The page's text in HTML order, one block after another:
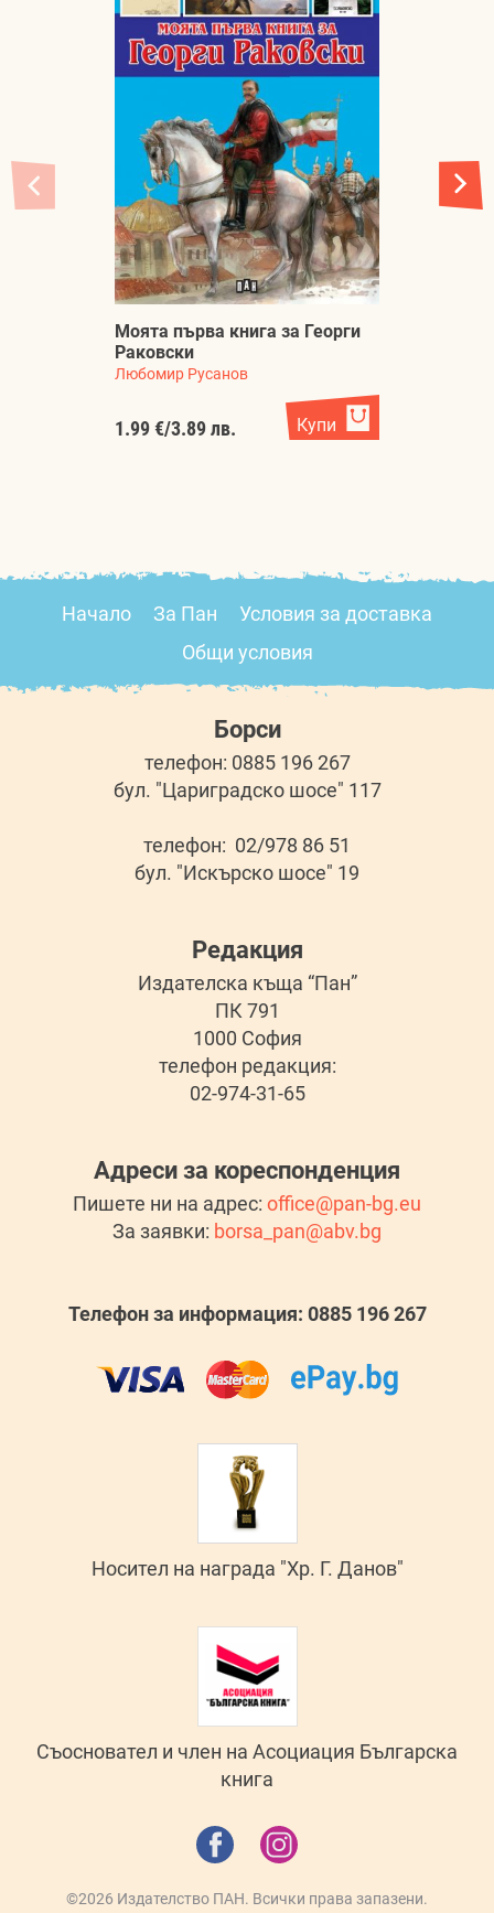
Моята първа книга за Георги
Раковски
Любомир Русанов
1.99 €/3.89 лв. Купи
Начало За Пан
Условия за доставка
Общи условия
Борси
телефон: 0885 196 267
бул. "Цариградско шосе" 117
телефон: 02/978 86 51
бул. "Искърско шосе" 19
Редакция
Издателска къща “Пан”
ПК 791
1000 София
телефон редакция:
02-974-31-65
Адреси за кореспонденция
Пишете ни на адрес: office@pan-bg.eu
За заявки: borsa_pan@abv.bg
Телефон за информация: 0885 196 267
Носител на награда "Хр. Г. Данов"
Съосновател и член на Асоциация Българска
книга
©2026 Издателство ПАН. Всички права запазени.